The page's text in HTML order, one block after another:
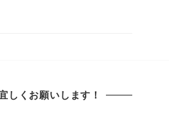
しくお願いします！